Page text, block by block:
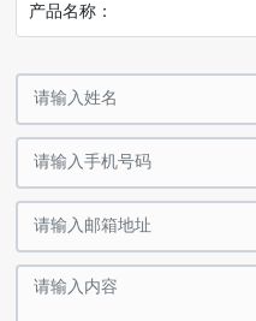
产品名称：